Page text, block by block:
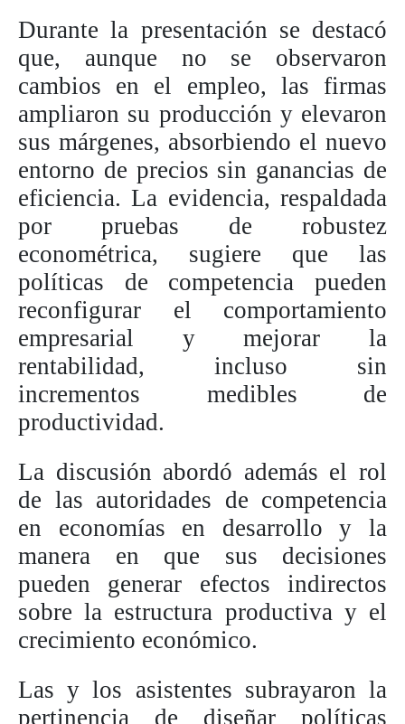
Durante la presentación se destacó
que, aunque no se observaron
cambios en el empleo, las firmas
ampliaron su producción y elevaron
sus márgenes, absorbiendo el nuevo
entorno de precios sin ganancias de
eficiencia. La evidencia, respaldada
por pruebas de robustez
econométrica, sugiere que las
políticas de competencia pueden
reconfigurar el comportamiento
empresarial y mejorar la
rentabilidad, incluso sin
incrementos medibles de
productividad.
La discusión abordó además el rol
de las autoridades de competencia
en economías en desarrollo y la
manera en que sus decisiones
pueden generar efectos indirectos
sobre la estructura productiva y el
crecimiento económico.
Las y los asistentes subrayaron la
pertinencia de diseñar políticas